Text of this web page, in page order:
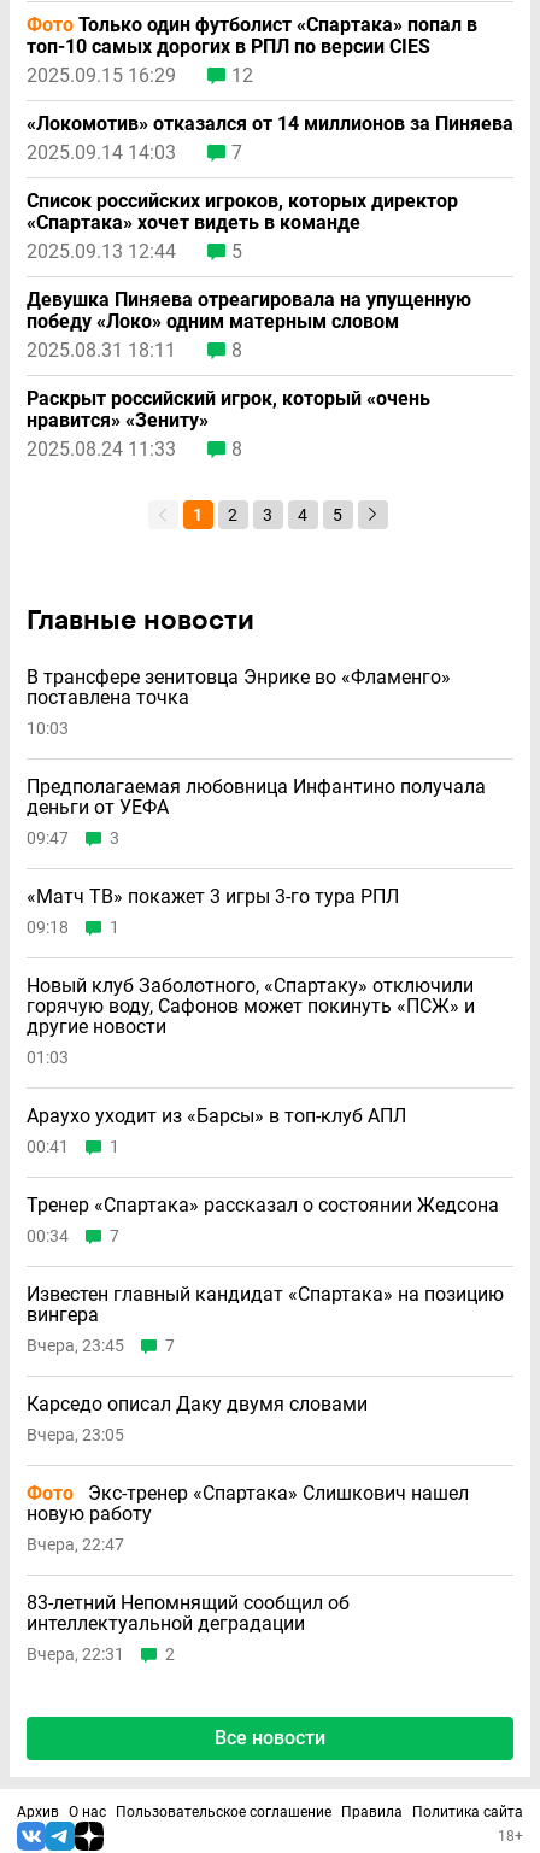
Фото Только один футболист «Спартака» попал в
топ-10 самых дорогих в РПЛ по версии CIES
2025.09.15 16:29
12
«Локомотив» отказался от 14 миллионов за Пиняева
2025.09.14 14:03
7
Список российских игроков, которых директор
«Спартака» хочет видеть в команде
2025.09.13 12:44
5
Девушка Пиняева отреагировала на упущенную
победу «Локо» одним матерным словом
2025.08.31 18:11
8
Раскрыт российский игрок, который «очень
нравится» «Зениту»
2025.08.24 11:33
8
1 2 3 4 5
Главные новости
В трансфере зенитовца Энрике во «Фламенго»
поставлена точка
10:03
Предполагаемая любовница Инфантино получала
деньги от УЕФА
09:47 3
«Матч ТВ» покажет 3 игры 3-го тура РПЛ
09:18 1
Новый клуб Заболотного, «Спартаку» отключили
горячую воду, Сафонов может покинуть «ПСЖ» и
другие новости
01:03
Араухо уходит из «Барсы» в топ-клуб АПЛ
00:41 1
Тренер «Спартака» рассказал о состоянии Жедсона
00:34 7
Известен главный кандидат «Спартака» на позицию
вингера
Вчера, 23:45 7
Карседо описал Даку двумя словами
Вчера, 23:05
Фото
Экс-тренер «Спартака» Слишкович нашел
новую работу
Вчера, 22:47
83-летний Непомнящий сообщил об
интеллектуальной деградации
Вчера, 22:31 2
Все новости
Архив О нас Пользовательское соглашение Правила
Политика сайта
18+